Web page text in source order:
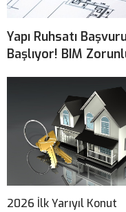
Yapı Ruhsatı
Başlıyor! BIM
2026 İlk Yarıyıl Konut